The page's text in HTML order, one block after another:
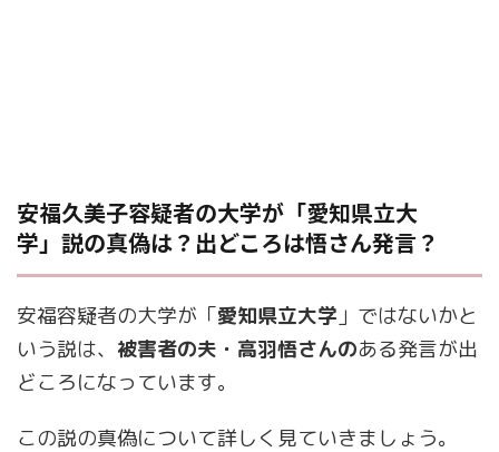
安福久美子容疑者の大学が「愛知県立大
学」説の真偽は？出どころは悟さん発言？
安福容疑者の大学が「愛知県立大学 」ではないかと
いう説は、 被害者の夫・高羽悟さんのある発言が出
どころになっています。
この説の真偽について詳しく見ていきましょう。